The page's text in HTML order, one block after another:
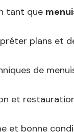
tant que
plans et
de
et
et bonne